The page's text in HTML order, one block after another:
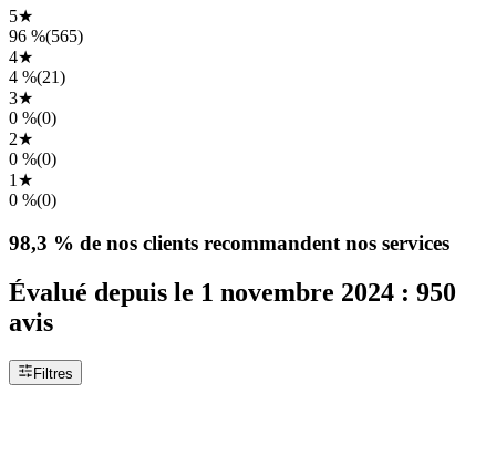
5★
96 %(565)
4★
4 %(21)
3★
0 %(0)
2★
0 %(0)
1 ★
0 %(0)
98,3 % de nos clients recommandent nos services
Évalué depuis le 1 novembre 2024 : 950
avis
Filtres